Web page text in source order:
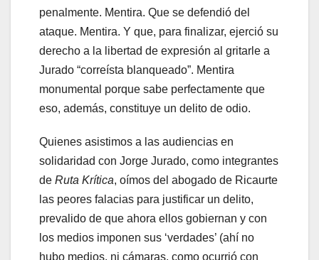
penalmente. Mentira. Que se defendió del
ataque. Mentira. Y que, para finalizar, ejerció su
derecho a la libertad de expresión al gritarle a
Jurado “correísta blanqueado”. Mentira
monumental porque sabe perfectamente que
eso, además, constituye un delito de odio.
Quienes asistimos a las audiencias en
solidaridad con Jorge Jurado, como integrantes
de Ruta Krítica, oímos del abogado de Ricaurte
las peores falacias para justificar un delito,
prevalido de que ahora ellos gobiernan y con
los medios imponen sus ‘verdades’ (ahí no
hubo medios, ni cámaras, como ocurrió con